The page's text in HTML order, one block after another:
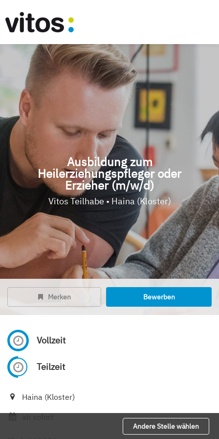
Ausbildung zum
Heilerziehungspfleger oder
Erzieher (m/w/d)
Vitos Teilhabe • Haina (Kloster)
Merken Bewerben
Vollzeit
Teilzeit
Haina (Kloster)
Andere Stelle wählen